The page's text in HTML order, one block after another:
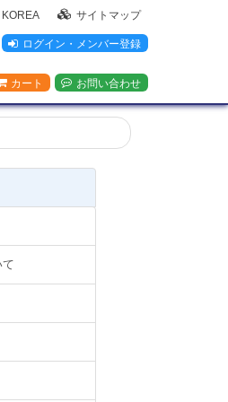
KOREA サイトマップ
ログイン・メンバー登録
カート お問い合わせ